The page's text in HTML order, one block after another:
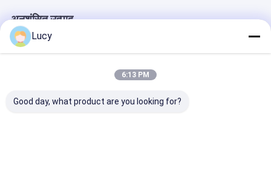
अनुशंसित उत्पाद
Lucy
6:13 PM
Good day, what product are you looking for?